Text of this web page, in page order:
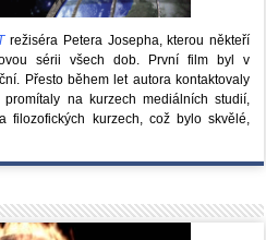
režiséra Petera Josepha, kterou někteří
sérii všech dob. První film byl v
Přesto během let autora kontaktovaly
na kurzech mediálních studií,
filozofických kurzech, což bylo skvělé,